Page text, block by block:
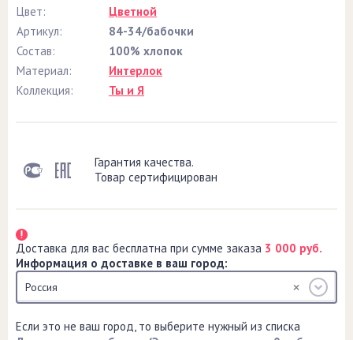
Цвет:
Цветной
Артикул:
84-34/бабочки
Состав:
100% хлопок
Материал:
Интерлок
Коллекция:
Ты и Я
Гарантия качества.
Товар сертифицирован
Доставка для вас бесплатна при сумме заказа 3 000 руб.
Информация о доставке в ваш город:
Россия
Если это не ваш город, то выберите нужный из списка